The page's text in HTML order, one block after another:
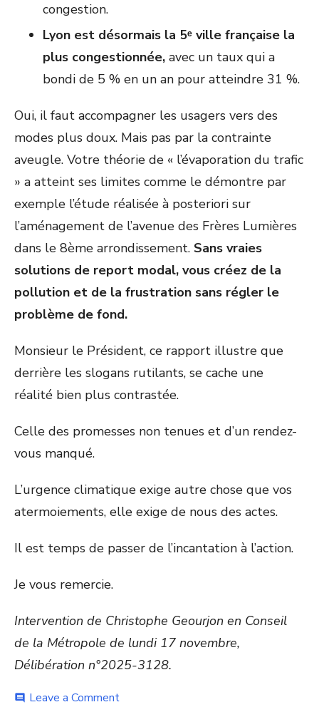
congestion.
Lyon est désormais la 5ᵉ ville française la
plus congestionnée, avec un taux qui a
bondi de 5 % en un an pour atteindre 31 %.
Oui, il faut accompagner les usagers vers des
modes plus doux. Mais pas par la contrainte
aveugle. Votre théorie de « l’évaporation du trafic
» a atteint ses limites comme le démontre par
exemple l’étude réalisée à posteriori sur
l’aménagement de l’avenue des Frères Lumières
dans le 8ème arrondissement. Sans vraies
solutions de report modal, vous créez de la
pollution et de la frustration sans régler le
problème de fond.
Monsieur le Président, ce rapport illustre que
derrière les slogans rutilants, se cache une
réalité bien plus contrastée.
Celle des promesses non tenues et d’un rendez-
vous manqué.
L’urgence climatique exige autre chose que vos
atermoiements, elle exige de nous des actes.
Il est temps de passer de l’incantation à l’action.
Je vous remercie.
Intervention de Christophe Geourjon en Conseil
de la Métropole de lundi 17 novembre,
Délibération n°2025-3128.
comment Leave a Commenton